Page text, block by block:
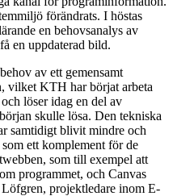
förändrats. I höstas
en behovsanalys av
en uppdaterad bild.
av ett gemensamt
vilket KTH har börjat arbeta
löser idag en del av
skulle lösa. Den tekniska
samtidigt blivit mindre och
ett komplement för de
som till exempel att
programmet, och Canvas
projektledare inom E-